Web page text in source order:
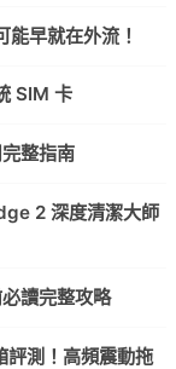
早就在外流！
SIM 卡
整指南
2 深度清潔大師
讀完整攻略
測！高頻震動拖